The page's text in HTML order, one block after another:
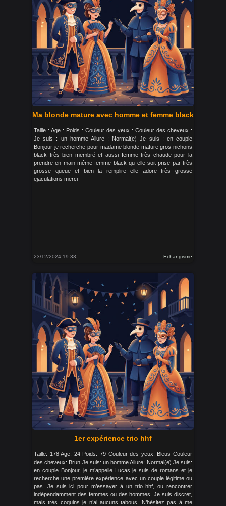
Ma blonde mature avec homme et femme black
Taille : Age : Poids : Couleur des yeux : Couleur des cheveux :
Je suis : un homme Allure : Normal(e) Je suis : en couple
Bonjour je recherche pour madame blonde mature gros nichons
black très bien membré et aussi femme très chaude pour la
prendre en main même femme black qu elle soit prise par très
grosse queue et bien la remplire elle adore très grosse
ejaculations merci
23/12/2024 19:33 Echangisme
1er expérience trio hhf
Taille: 178 Age: 24 Poids: 79 Couleur des yeux: Bleus Couleur
des cheveux: Brun Je suis: un homme Allure: Normal(e) Je suis:
en couple Bonjour, je m’appelle Lucas je suis de romans et je
recherche une première expérience avec un couple légitime ou
pas. Je suis ici pour m’essayer à un trio hhf, ou rencontrer
indépendamment des femmes ou des hommes. Je suis discret,
mais très coquins je n’ai aucuns tabous. N’hésitez pas à me